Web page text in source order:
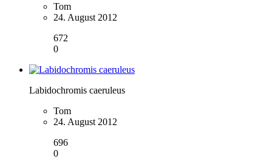
Tom
24. August 2012
672
0
Labidochromis caeruleus
Tom
24. August 2012
696
0